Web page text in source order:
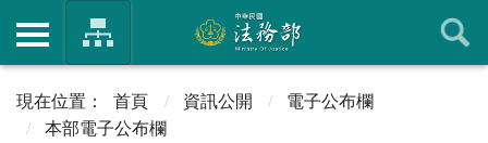
首頁 資訊公開
電子公布欄
本部電子公布欄